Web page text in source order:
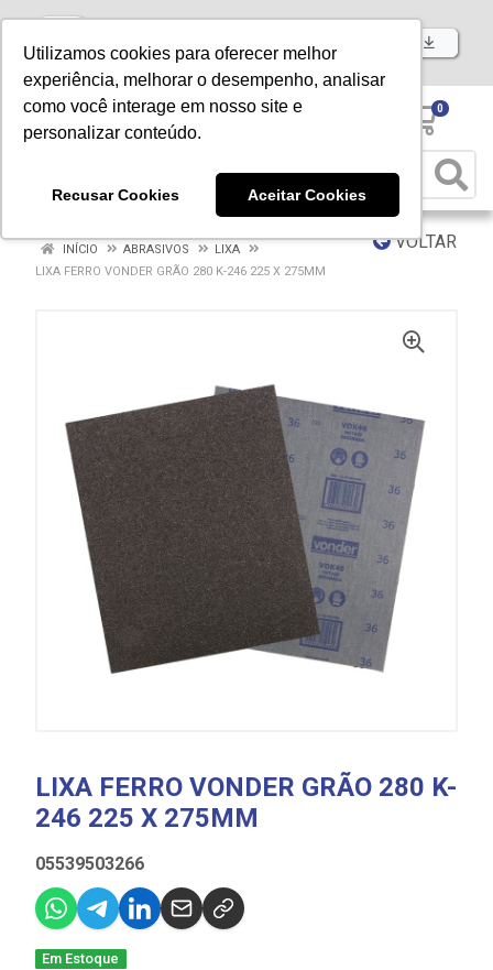
Utilizamos cookies para oferecer melhor
experiência, melhorar o desempenho, analisar
como você interage em nosso site e
personalizar conteúdo.
Recusar Cookies Aceitar Cookies
Baixe já nosso APP
0
VOLTAR
INÍCIO ABRASIVOS
LIXA
LIXA FERRO VONDER GRÃO 280 K-246 225 X 275MM
LIXA FERRO VONDER GRÃO 280 K-
246 225 X 275MM
05539503266
Em Estoque